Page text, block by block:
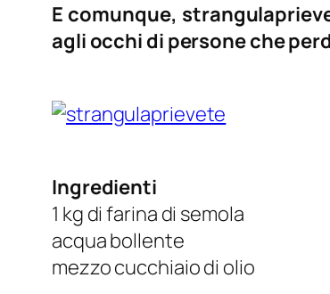
E comunque,
agli occhi di persone che
Ingredienti
1 kg di farina di semola
acqua bollente
mezzo cucchiaio di olio